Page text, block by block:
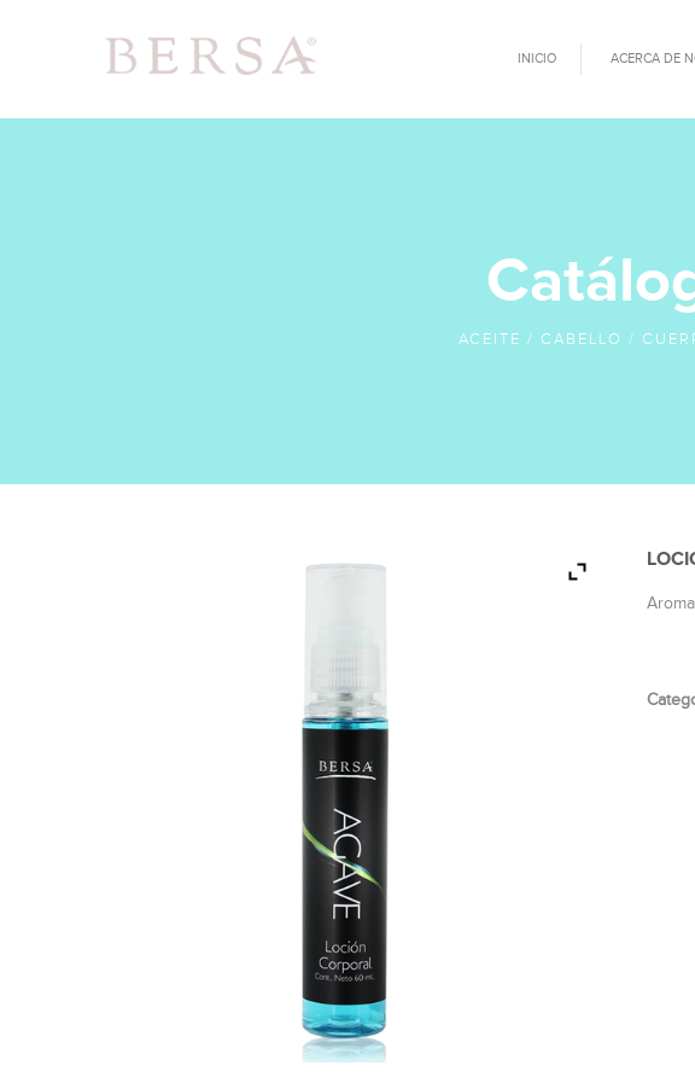
INICIO ACERCA DE
ACEITE / CABELLO /